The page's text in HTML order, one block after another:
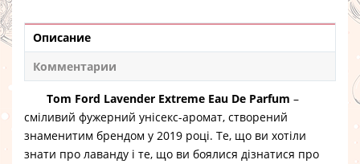
Описание
Комментарии
Tom Ford Lavender Extreme Eau De Parfum –
сміливий фужерний унісекс-аромат, створений
знаменитим брендом у 2019 році. Те, що ви хотіли
знати про лаванду і те, що ви боялися дізнатися про